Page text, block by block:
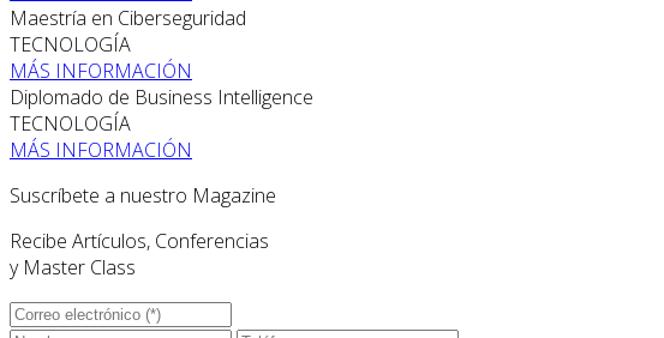
Maestría en Ciberseguridad
TECNOLOGÍA
MÁS INFORMACIÓN
Diplomado de Business Intelligence
TECNOLOGÍA
MÁS INFORMACIÓN
Suscríbete a nuestro Magazine
Recibe Artículos, Conferencias
y Master Class